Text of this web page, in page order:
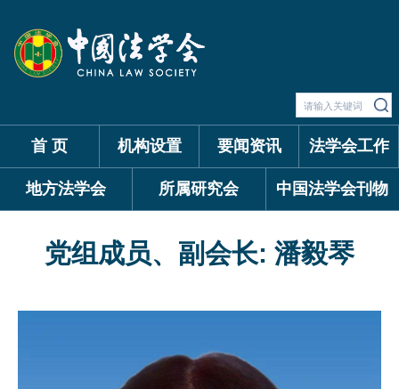
首 页 机构设置 要闻资讯 法学会工作
地方法学会 所属研究会 中国法学会刊物
党组成员、副会长: 潘毅琴